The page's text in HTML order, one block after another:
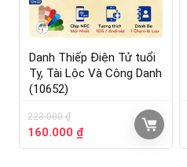
Danh Thiếp Điện Tử tuổi
Tỵ, Tài Lộc Và Công Danh
(10652)
223.000₫
160.000 ₫